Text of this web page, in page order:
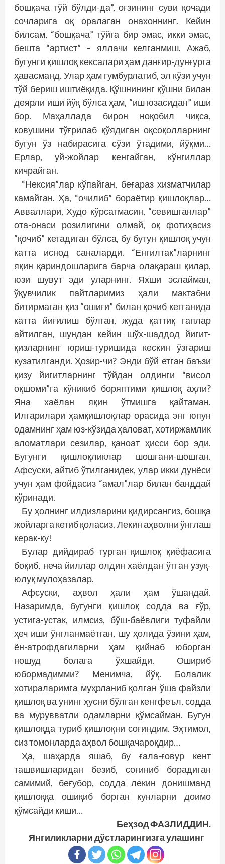
бошқача тўй бўлди-да”, оғзининг суви қочади
сочларига оқ оралаган онахоннинг. Кейин
билсам, “бошқача” тўйга бир эмас, икки эмас,
бешта “артист” – яллачи келганмиш. Ажаб,
бугунги қишлоқ кексалари ҳам данғир-дун­ғурга
ҳавасманд. Улар ҳам гумбурлатиб, эл кўзи учун
тўй бериш иштиёқида. Қўшнининг қўшни билан
деярли иши йўқ бўлса ҳам, “иш юзасидан” иши
бор. Маҳаллада бирон ноқобил чиқса,
ковушини тўғрилаб қўядиган оқсоқолларнинг
бугун ўз набирасига сўзи ўтадими, йўқми…
Ерлар, уй-жойлар кенгайган, кўнгиллар
кичрайган.
“Нексия”лар кўпайган, беғараз хизматчилар
камайган. Ҳа, “очилиб” бораётир қишлоқлар…
Авваллари, Худо кўрсатмасин, “севишганлар”
ота-онаси розилигини олмай, оқ фотиҳасиз
“қочиб” кетадиган бўлса, бу бутун қишлоқ учун
катта иснод саналарди. “Енгилтак”ларнинг
яқин қариндошларига барча олақараш қилар,
юзи шувут эди уларнинг. Яхши эслайман,
ўқувчилик пайтларимиз ҳали мактабни
битирмаган қиз “ошиғи” билан қочиб кетганида
катта йиғилиш бўлган, жуда қаттиқ гаплар
айтилган, шундан кейин шўх-шаддод йигит-
қизларнинг юриш-туришида кескин ўзгариш
кузатилганди. Ҳозир-чи? Энди бўй етган баъзи
қизу йигитларнинг тўйдан олдинги “висол
оқшоми”га кўникиб боряптими қишлоқ аҳли?
Яна хаё­лан яқин ўтмишга қайтаман.
Илгарилари ҳамқишлоқлар орасида энг юпун
одамнинг ҳам юз-кўзида ҳаловат, хотиржамлик
аломатлари сезилар, қаноат ҳисси бор эди.
Бугунги қиш­лоқликлар шошгани-шошган.
Афсуски, айтиб ўтилганидек, улар икки дунёси
учун ҳам фойдасиз “амал”лар билан банддай
кўринади.
Бу ҳолнинг илдизларини қидирсангиз, бошқа
жойларга кетиб қоласиз. Лекин аҳволни ўнглаш
керак-ку!
Булар дийдираб турган қишлоқ қиёфасига
боқиб, неча йиллар олдин хаёлдан ўтган узуқ-
юлуқ мулоҳазалар.
Афсуски, аҳвол ҳали ҳам ўшандай.
Назаримда, бугунги қишлоқ содда ва ғўр,
устига-устак, илмсиз, бўш-баёвлиги туфайли
ҳеч иши ўнгланмаётган, шу ҳолида ўзини ҳам,
ён-атрофдагиларни ҳам қийнаб юборган
ношуд болага ўхшайди. Ошириб
юбормадимми? Менимча, йўқ. Болалик
хотираларимга муҳрланиб қолган ўша файзли
қишлоқ ва унинг ҳусни бўлган кенгфеъл, содда
ва мурувватли одамларни қўмсайман. Бугун
қиш­лоқда туриб қишлоқни соғиндим. Эҳтимол,
сиз томонларда аҳвол бошқачароқдир…
Ҳа, шаҳарда яшаб, бу ғала-ғовур кент
ташвишларидан безиб, соғиниб борадиган
самимий, беғубор, содда лекин донишманд
қишлоққа ошиқиб борган кунларни доимо
қўмсайди киши…
Беҳзод ФАЗЛИДДИН.
Янгиликларни дўстларингизга улашинг